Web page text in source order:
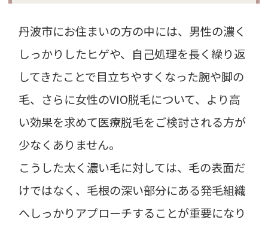
丹波市にお住まいの方の中には、男性の濃く
しっかりしたヒゲや、自己処理を長く繰り返
してきたことで目立ちやすくなった腕や脚の
毛、さらに女性のVIO脱毛について、より高
い効果を求めて医療脱毛をご検討される方が
少なくありません。
こうした太く濃い毛に対しては、毛の表面だ
けではなく、毛根の深い部分にある発毛組織
へしっかりアプローチすることが重要になり